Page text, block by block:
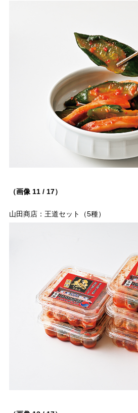
（画像 11 / 17）
山田商店：王道セット（5種）